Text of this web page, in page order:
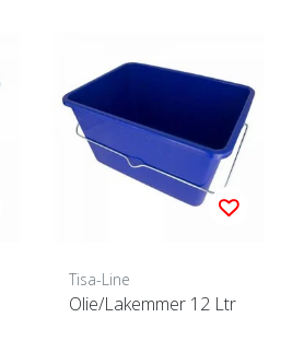
Tisa-Line
Olie/Lakemmer 12 Ltr